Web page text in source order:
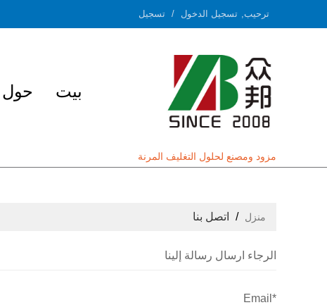
ترحيب, تسجيل الدخول / تسجيل
مزود ومصنع لحلول التغليف المرنة
بيت حول ZB
منزل / اتصل بنا
الرجاء ارسال رسالة إلينا
*
Email